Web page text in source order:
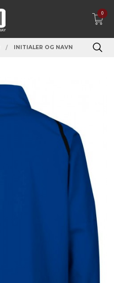
0
INITIALER OG NAVN